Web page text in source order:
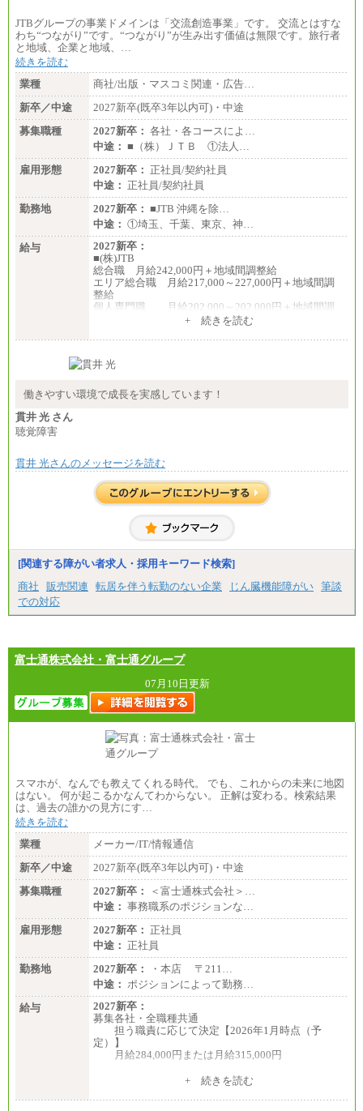
JTBグループの事業ドメインは「交流創造事業」です。 交流とはすな
わち“つながり”です。“つながり”が生み出す価値は無限です。旅行者
と地域、企業と地域、…
続きを読む
業種
商社/出版・マスコミ関連・広告…
新卒／中途
2027新卒(既卒3年以内可)・中途
募集職種
2027新卒： 各社・各コースによ…
中途： ■（株）ＪＴＢ ①法人…
雇用形態
2027新卒： 正社員/契約社員
中途： 正社員/契約社員
勤務地
2027新卒： ■JTB 沖縄を除…
中途： ①埼玉、千葉、東京、神…
給与
2027新卒：
■(株)JTB
総合職 月給242,000円＋地域間調整給
エリア総合職 月給217,000～227,000円＋地域間調
整給
個人専門職 月給202,000～202,000円＋地域間調
総合職 月給208,000～235,000円
※詳細はJTBキャリアサイトよりご確認ください。
総合職 月給220,000～230,000円＋地域間調整給
整給
※詳細はJTBキャリアサイトよりご確認ください。
■(株)JTBコミュニケーションデザイン
総合職 月給230,000円
みなし残業手当：20,000円（一律支給）※みなし
残業手当の残業時間は10.43時間。
間に応じて、時間外手当等を支給。
■（株）JTBグローバルマーケティング＆トラベル
訪日事業職 月給202,000～227,000円＋地域間調整
給
※詳細はJTBキャリアサイトよりご確認ください。
■(株)JTBビジネストランスフォーム
総合職 月給205,000～225,000円＋地域間調整給
エリア総合職 月給185,000円＋地域間調整給
■(株)JTBデータサービス ※2027年新卒募集終了
総合職 月給186,000～194,000円＋地域手当
※詳細はJTBキャリアサイトよりご確認ください。
■I&Jデジタルイノベーション(株)
総合職 月給224,500～242,600円＋地域手当
※詳細はJTBキャリアサイトよりご確認ください。
＜有期社員コース＞
■(株)JTBビジネストランスフォーム
有期契約職 月給185,000～195,000円
※詳細はJTBキャリアサイトよりご確認ください。
■(株)JTBパブリッシング ※2027年新卒募集終了
総合職 月給241,000円
中途：
①月給227,000円以上
②月給212,000円以上
③月給172,500円以上
④月給23万円～37万円
⑤月給20万円～25万円
⑥月給33万円～48万円
⑦月給271,000円以上
⑧～⑮月給200,000円〜月給400,000円
⑯月給185,000円以上
⑰月給237,000円以上
+ 続きを読む
働きやすい環境で成長を実感しています！
貫井 光 さん
聴覚障害
貫井 光さんのメッセージを読む
[関連する障がい者求人・採用キーワード検索]
商社
販売関連 転居を伴う転勤のない企業 じん臓機能障がい 筆談
での対応
富士通株式会社・富士通グループ
07月10日更新
スマホが、なんでも教えてくれる時代。 でも、これからの未来に地図
はない。 何が起こるかなんてわからない。 正解は変わる。検索結果
は、過去の誰かの見方にす…
続きを読む
業種
メーカー/IT/情報通信
新卒／中途
2027新卒(既卒3年以内可)・中途
募集職種
2027新卒：
＜富士通株式会社＞…
中途： 事務職系のポジションな…
雇用形態
2027新卒： 正社員
中途： 正社員
勤務地
2027新卒：
・本店 〒211…
中途： ポジションによって勤務…
給与
2027新卒：
募集各社・全職種共通
担う職責に応じて決定【2026年1月時点（予
定）】
月給284,000円または月給315,000円
※入社後早期から、自律的な業務遂行が求めら
す。
+ 続きを読む